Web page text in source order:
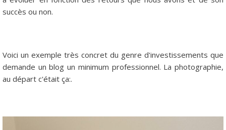
succès ou non.
Voici un exemple très concret du genre d'investissements que
demande un blog un minimum professionnel. La photographie,
au départ c'était ça:.